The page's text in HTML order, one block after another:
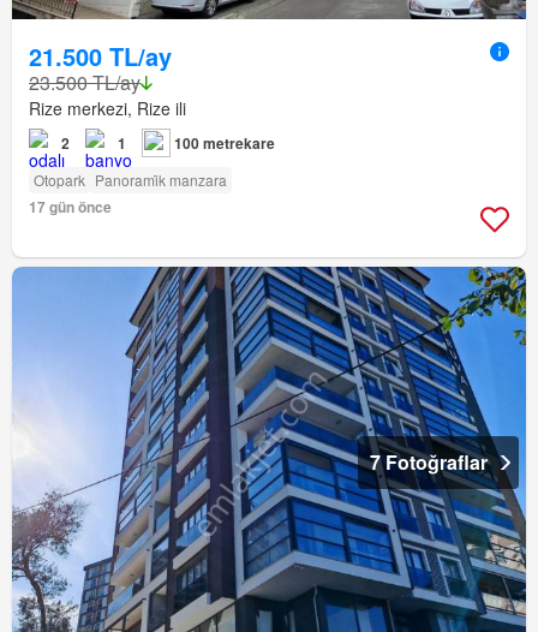
21.500 TL/ay
23.500 TL/ay
Rize merkezi, Rize ili
2 1 100 metrekare
Otopark Panorami̇k manzara
17 gün önce
7 Fotoğraflar